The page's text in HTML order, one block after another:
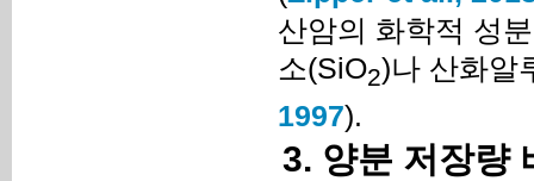
산암의 화학적 성
소(SiO2)나 산화알
1997).
3. 양분 저장량